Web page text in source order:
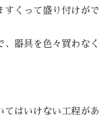
すくって盛り付けがで
器具を色々買わなく
てはいけない工程があ